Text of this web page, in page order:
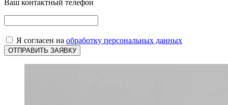
Ваш контактный телефон
Я согласен на обработку персональных данных